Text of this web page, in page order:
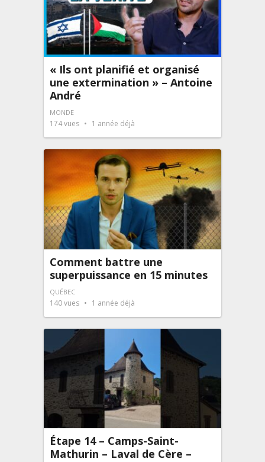
« Ils ont planifié et organisé
une extermination » – Antoine
André
MONDE
174vues 1 année déjà
Comment battre une
superpuissance en 15 minutes
QUÉBEC
140vues 1 année déjà
Étape 14 – Camps-Saint-
Mathurin – Laval de Cère –